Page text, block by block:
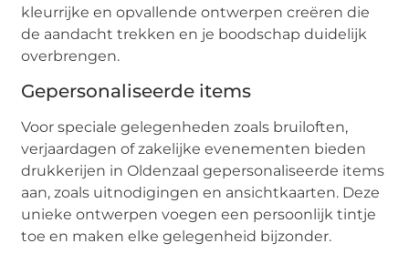
kleurrijke en opvallende ontwerpen creëren die
de aandacht trekken en je boodschap duidelijk
overbrengen.
Gepersonaliseerde items
Voor speciale gelegenheden zoals bruiloften,
verjaardagen of zakelijke evenementen bieden
drukkerijen in Oldenzaal gepersonaliseerde items
aan, zoals uitnodigingen en ansichtkaarten. Deze
unieke ontwerpen voegen een persoonlijk tintje
toe en maken elke gelegenheid bijzonder.